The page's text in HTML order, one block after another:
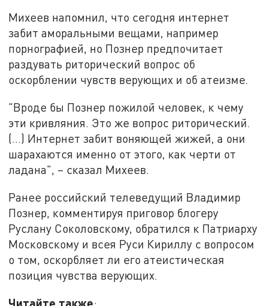
Михеев напомнил, что сегодня интернет
забит аморальными вещами, например
порнографией, но Познер предпочитает
раздувать риторический вопрос об
оскорблении чувств верующих и об атеизме.
"Вроде бы Познер пожилой человек, к чему
эти кривляния. Это же вопрос риторический.
(…) Интернет забит воняющей жижей, а они
шарахаются именно от этого, как черти от
ладана", – сказал Михеев.
Ранее российский телеведущий Владимир
Познер, комментируя приговор блогеру
Руслану Соколовскому, обратился к Патриарху
Московскому и всея Руси Кириллу с вопросом
о том, оскорбляет ли его атеистическая
позиция чувства верующих.
Читайте также: